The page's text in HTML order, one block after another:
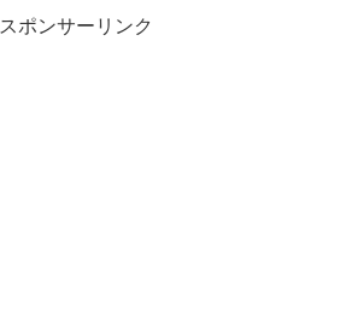
スポンサーリンク